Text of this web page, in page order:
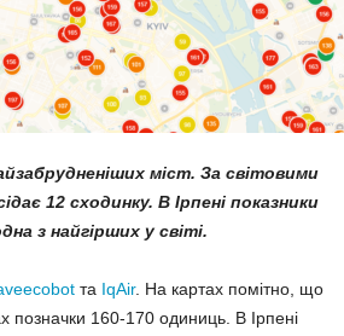
міст. За світовими
12 сходинку. В Ірпені показники
з найгірших у світі.
та IqAir. На картах помітно, що
позначки 160-170 одиниць. В Ірпені